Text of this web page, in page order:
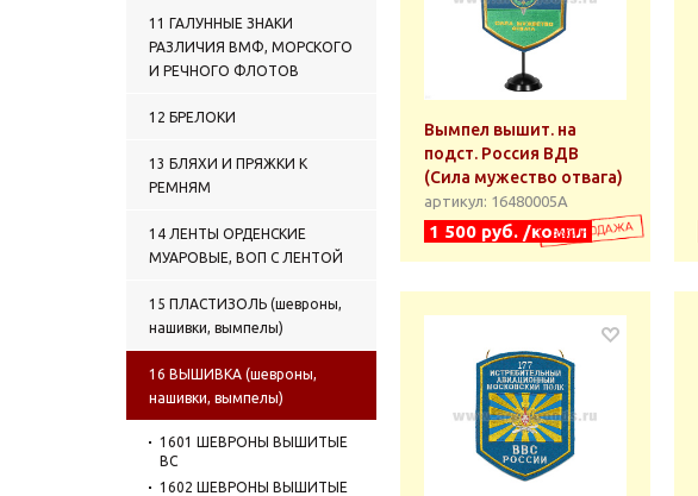
11 ГАЛУННЫЕ ЗНАКИ
РАЗЛИЧИЯ ВМФ, МОРСКОГО
И РЕЧНОГО ФЛОТОВ
12 БРЕЛОКИ
13 БЛЯХИ И ПРЯЖКИ К
РЕМНЯМ
14 ЛЕНТЫ ОРДЕНСКИЕ
МУАРОВЫЕ, ВОП С ЛЕНТОЙ
15 ПЛАСТИЗОЛЬ (шевроны,
нашивки, вымпелы)
16 ВЫШИВКА (шевроны,
нашивки, вымпелы)
1601 ШЕВРОНЫ ВЫШИТЫЕ
ВС
1602 ШЕВРОНЫ ВЫШИТЫЕ
Вымпел вышит. на
подст. Россия ВДВ
(Сила мужество отвага)
артикул: 16480005А
1 500 руб. /компл